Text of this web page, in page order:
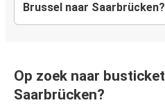
Brussel naar Saarbrücken?
Op zoek naar
Saarbrücken?